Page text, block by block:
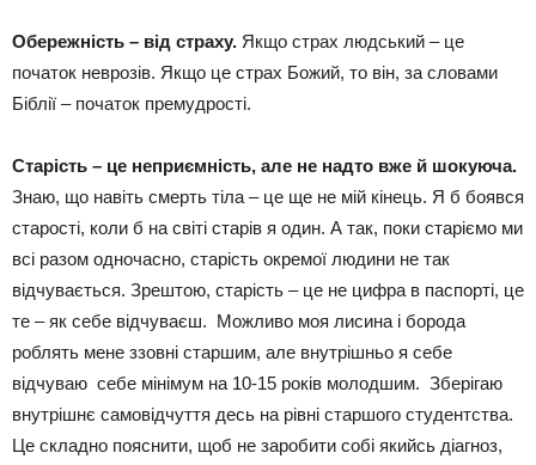
Обережність – від страху. Якщо страх людський – це
початок неврозів. Якщо це страх Божий, то він, за словами
Біблії – початок премудрості.
Старість – це неприємність, але не надто вже й шокуюча.
Знаю, що навіть смерть тіла – це ще не мій кінець. Я б боявся
старості, коли б на світі старів я один. А так, поки старіємо ми
всі разом одночасно, старість окремої людини не так
відчувається. Зрештою, старість – це не цифра в паспорті, це
те – як себе відчуваєш. Можливо моя лисина і борода
роблять мене ззовні старшим, але внутрішньо я себе
відчуваю себе мінімум на 10-15 років молодшим. Зберігаю
внутрішнє самовідчуття десь на рівні старшого студентства.
Це складно пояснити, щоб не заробити собі якийсь діагноз,